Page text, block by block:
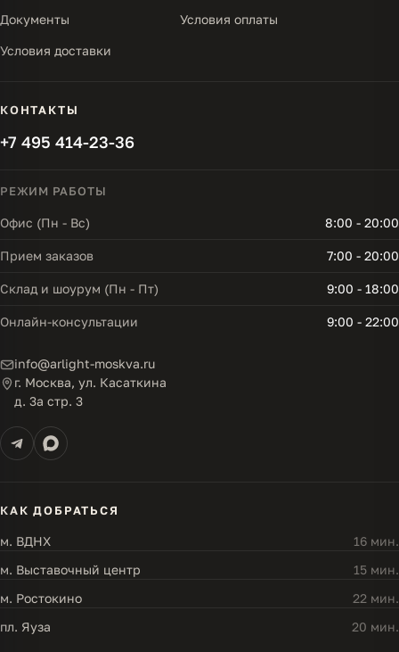
Документы Условия оплаты
Условия доставки
КОНТАКТЫ
+7 495 414-23-36
РЕЖИМ РАБОТЫ
Офис (Пн - Вс) 8:00 - 20:00
Прием заказов 7:00 - 20:00
Склад и шоурум (Пн - Пт) 9:00 - 18:00
Онлайн-консультации 9:00 - 22:00
info@arlight-moskva.ru
г. Москва, ул. Касаткина
д. 3а стр. 3
КАК ДОБРАТЬСЯ
м. ВДНХ
16 мин.
м. Выставочный центр
15 мин.
м. Ростокино
22 мин.
пл. Яуза
20 мин.